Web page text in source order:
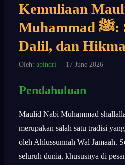
Kemuliaan
Muhammad ﷺ: Sejarah,
Dalil, dan
Oleh: abindri 17 June 2026
Pendahuluan
Maulid Nabi Muhammad
merupakan salah satu tradisi
oleh Ahlussunnah Wal Jamaah.
seluruh dunia, khususnya di